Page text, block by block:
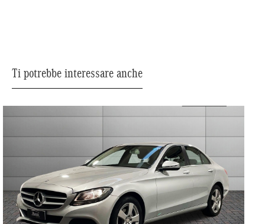
Ti potrebbe interessare anche